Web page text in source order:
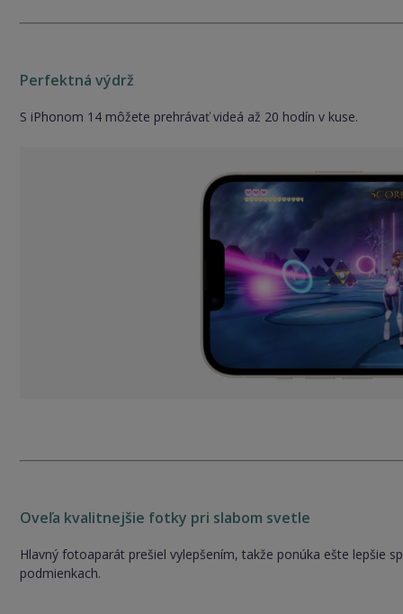
Perfektná výdrž
S iPhonom 14 môžete prehrávať videá až 20 hodín v kuse.
Oveľa kvalitnejšie fotky pri slabom svetle
Hlavný fotoaparát prešiel vylepšením, takže ponúka ešte lepšie
podmienkach.